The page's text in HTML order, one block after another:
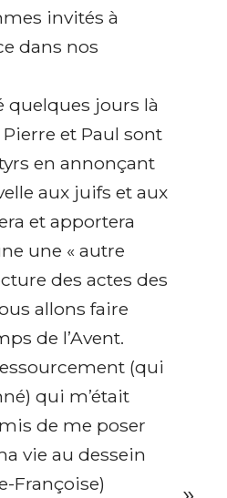
invités à
dans nos
quelques jours là
et Paul sont
en annonçant
aux juifs et aux
et apportera
une « autre
des actes des
allons faire
de l’Avent.
(qui
qui m’était
de me poser
vie au dessein
Françoise)